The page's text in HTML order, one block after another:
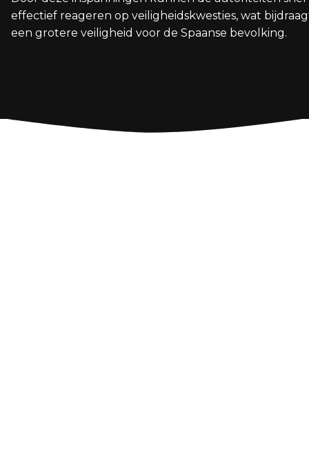
effectief reageren op veiligheidskwesties, wat
een grotere veiligheid voor de Spaanse bevolking.